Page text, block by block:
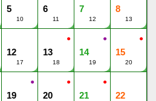
5
10
6
11
7
12
8
13
12
17
●
13
18
●
14
19
●
15
20
●
19
●
20
●
21 22